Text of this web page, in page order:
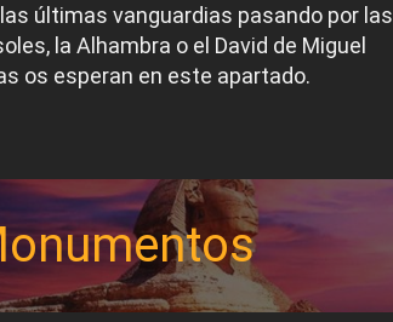
últimas vanguardias pasando por las
la Alhambra o el David de Miguel
os esperan en este apartado.